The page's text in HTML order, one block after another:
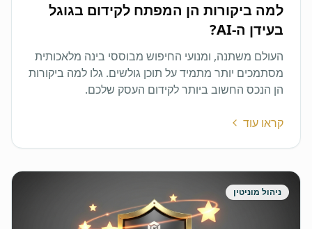
למה ביקורות הן המפתח לקידום בגוגל
בעידן ה-AI?
העולם משתנה, ומנועי החיפוש מבוססי בינה מלאכותית
מסתמכים יותר מתמיד על תוכן גולשים. גלו למה ביקורות
הן הנכס החשוב ביותר לקידום העסק שלכם.
קראו עוד
ניהול מוניטין